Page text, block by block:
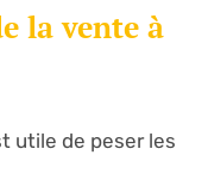
la vente à
utile de peser les